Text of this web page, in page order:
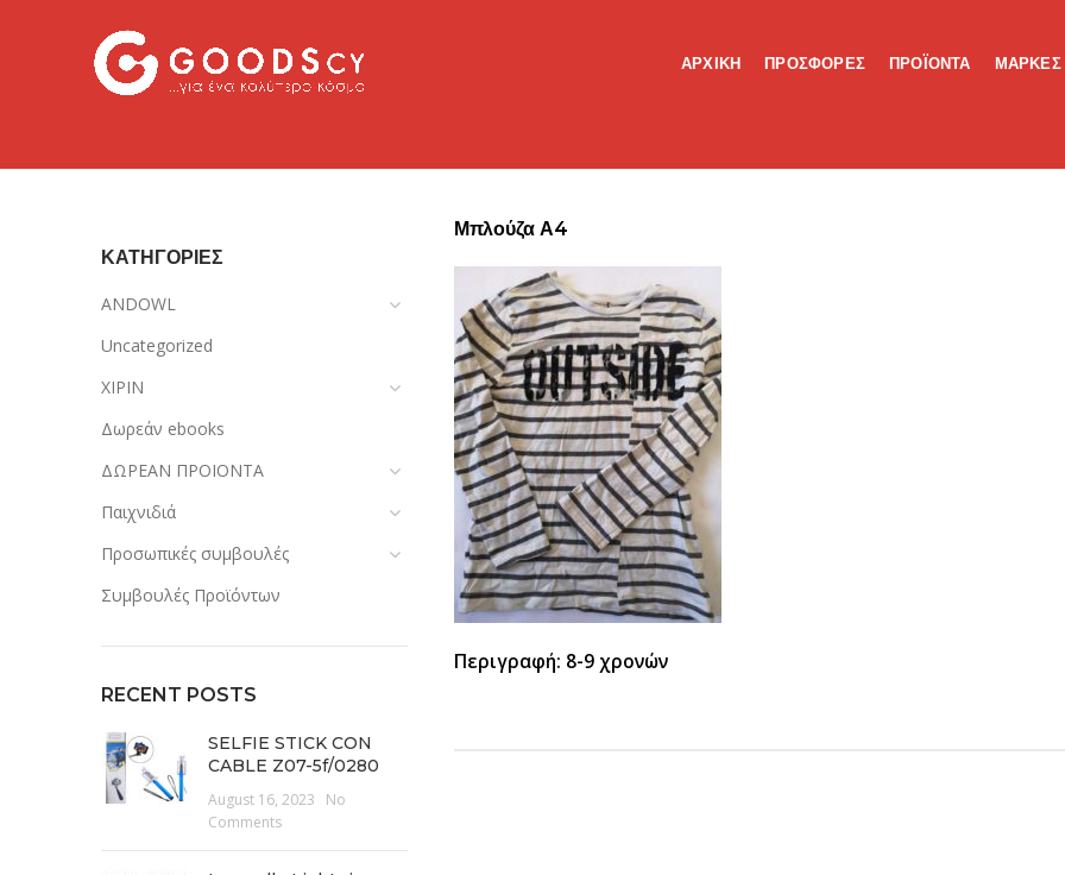
ΑΡΧΙΚΗ ΠΡΟΣΦΟΡΕΣ ΠΡΟΪΟΝΤΑ ΜΑΡΚΕΣ
Μπλούζα Α4
Περιγραφή: 8-9 χρονών
ΚΑΤΗΓΟΡΙΕΣ
ANDOWL
Uncategorized
XIPIN
Δωρεάν ebooks
ΔΩΡΕΑΝ ΠΡΟΙΟΝΤΑ
Παιχνιδιά
Προσωπικές συμβουλές
Συμβουλές Προϊόντων
RECENT POSTS
SELFIE STICK CON
CABLE Z07-5f/0280
August 16, 2023
No
Comments